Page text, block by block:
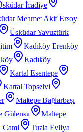
İcadiye
Mehmet Akif Ersoy
Üsküdar Yavuztürk
Kadıköy Erenköy
Kadıköy
Kartal Esentepe
Kartal Topselvi
Maltepe Bağlarbaşı
Gülensu
Maltepe
Cami
Tuzla Evliya